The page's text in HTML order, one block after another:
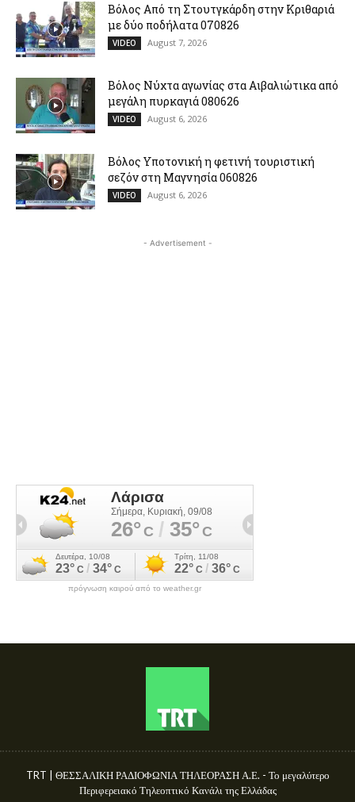
Βόλος Από τη Στουτγκάρδη στην Κριθαριά
με δύο ποδήλατα 070826
VIDEO August 7, 2026
Βόλος Νύχτα αγωνίας στα Αιβαλιώτικα από
μεγάλη πυρκαγιά 080626
VIDEO August 6, 2026
Βόλος Υποτονική η φετινή τουριστική
σεζόν στη Μαγνησία 060826
VIDEO August 6, 2026
- Advertisement -
πρόγνωση καιρού από το weather.gr
TRT | ΘΕΣΣΑΛΙΚΗ ΡΑΔΙΟΦΩΝΙΑ ΤΗΛΕΟΡΑΣΗ Α.Ε. - Το μεγαλύτερο
Περιφερειακό Τηλεοπτικό Κανάλι της Ελλάδας